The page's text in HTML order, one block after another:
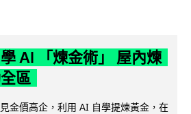
AI 「煉金術」 屋內煉
區
金價高企，利用 AI 自學提煉黃金，在